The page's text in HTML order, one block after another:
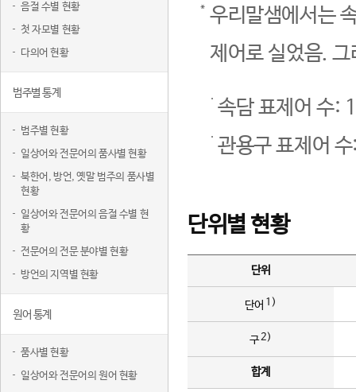
음절 수별 현황
첫 자모별 현황
다의어 현황
범주별 통계
범주별 현황
일상어와 전문어의 품사별 현황
북한어, 방언, 옛말 범주의 품사별
현황
일상어와 전문어의 음절 수별 현
황
전문어의 전문 분야별 현황
방언의 지역별 현황
원어 통계
품사별 현황
일상어와 전문어의 원어 현황
우리말샘에서는
제어로 실었음.
속담 표제어 수:
관용구 표제어
단위별 현황
단위
단어 1)
구2)
합계